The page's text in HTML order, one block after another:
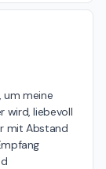
um meine
wird, liebevoll
mit Abstand